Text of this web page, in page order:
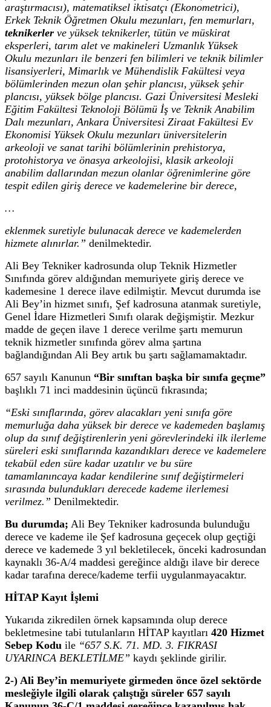
araştırmacısı), matematiksel iktisatçı (Ekonometrici),
Erkek Teknik Öğretmen Okulu mezunları, fen memurları,
teknikerler ve yüksek teknikerler, tütün ve müskirat
eksperleri, tarım alet ve makineleri Uzmanlık Yüksek
Okulu mezunları ile benzeri fen bilimleri ve teknik bilimler
lisansiyerleri, Mimarlık ve Mühendislik Fakültesi veya
bölümlerinden mezun olan şehir plancısı, yüksek şehir
plancısı, yüksek bölge plancısı. Gazi Üniversitesi Mesleki
Eğitim Fakültesi Teknoloji Bölümü İş ve Teknik Anabilim
Dalı mezunları, Ankara Üniversitesi Ziraat Fakültesi Ev
Ekonomisi Yüksek Okulu mezunları üniversitelerin
arkeoloji ve sanat tarihi bölümlerinin prehistorya,
protohistorya ve önasya arkeolojisi, klasik arkeoloji
anabilim dallarından mezun olanlar öğrenimlerine göre
tespit edilen giriş derece ve kademelerine bir derece,
…
eklenmek suretiyle bulunacak derece ve kademelerden
hizmete alınırlar.” denilmektedir.
Ali Bey Tekniker kadrosunda olup Teknik Hizmetler
Sınıfında görev aldığından memuriyete giriş derece ve
kademesine 1 derece ilave edilmiştir. Mevcut durumda ise
Ali Bey’in hizmet sınıfı, Şef kadrosuna atanmak suretiyle,
Genel İdare Hizmetleri Sınıfı olarak değişmiştir. Mezkur
madde de geçen ilave 1 derece verilme şartı memurun
teknik hizmetler sınıfında görev alma şartına
bağlandığından Ali Bey artık bu şartı sağlamamaktadır.
657 sayılı Kanunun “Bir sınıftan başka bir sınıfa geçme”
başlıklı 71 inci maddesinin üçüncü fıkrasında;
“Eski sınıflarında, görev alacakları yeni sınıfa göre
memurluğa daha yüksek bir derece ve kademeden başlamış
olup da sınıf değiştirenlerin yeni görevlerindeki ilk ilerleme
süreleri eski sınıflarında kazandıkları derece ve kademelere
tekabül eden süre kadar uzatılır ve bu süre
tamamlanıncaya kadar kendilerine sınıf değiştirmeleri
sırasında bulundukları derecede kademe ilerlemesi
verilmez.” Denilmektedir.
Bu durumda; Ali Bey Tekniker kadrosunda bulunduğu
derece ve kademe ile Şef kadrosuna geçecek olup geçtiği
derece ve kademede 3 yıl bekletilecek, önceki kadrosundan
kaynaklı 36-A/4 maddesi gereğince aldığı ilave bir derece
kadar tarafına derece/kademe terfii uygulanmayacaktır.
HİTAP Kayıt İşlemi
Yukarıda zikredilen örnek kapsamında olup derece
bekletmesine tabi tutulanların HİTAP kayıtları 420 Hizmet
Sebep Kodu ile “657 S.K. 71. MD. 3. FIKRASI
UYARINCA BEKLETİLME” kaydı şeklinde girilir.
2-) Ali Bey’in memuriyete girmeden önce özel sektörde
mesleğiyle ilgili olarak çalıştığı süreler 657 sayılı